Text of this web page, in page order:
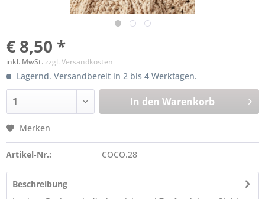
€ 8,50 *
inkl. MwSt.zzgl. Versandkosten
Lagernd. Versandbereit in 2 bis 4 Werktagen.
In den Warenkorb
Merken
Artikel-Nr.: COCO.28
Beschreibung